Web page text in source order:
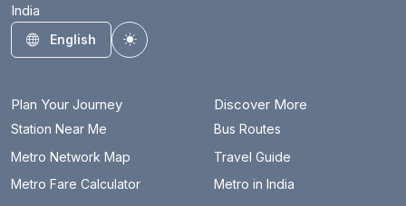
India
English
Toggle theme
Plan Your Journey
Station Near Me
Metro Network Map
Metro Fare Calculator
Discover More
Bus Routes
Travel Guide
Metro in India